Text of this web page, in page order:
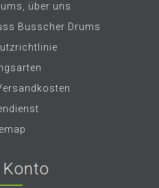
über uns
Busscher Drums